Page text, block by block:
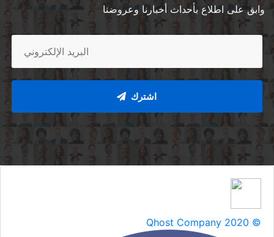
وابق على اطلاع بأحداث أخبارنا وعروضنا
اشترك
Qhost Company 2020 ©